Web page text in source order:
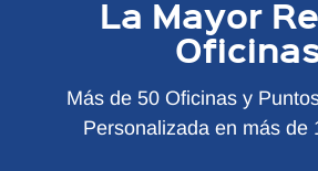
La Mayor
Más de 50 Oficinas y
Personalizada en más de